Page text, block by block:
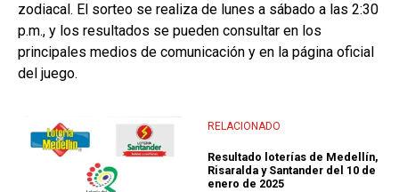
zodiacal. El sorteo se realiza de lunes a sábado a las 2:30
p.m., y los resultados se pueden consultar en los
principales medios de comunicación y en la página oficial
del juego.
RELACIONADO
Resultado loterías de Medellín,
Risaralda y Santander del 10 de
enero de 2025